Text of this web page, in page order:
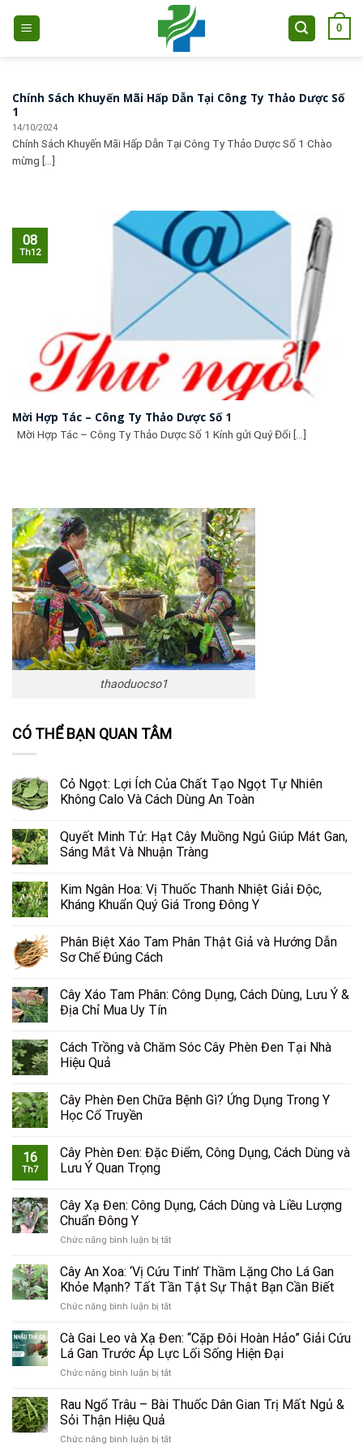
0
Chính Sách Khuyến Mãi Hấp Dẫn Tại Công Ty Thảo Dược Số
1
14/10/2024
Chính Sách Khuyến Mãi Hấp Dẫn Tại Công Ty Thảo Dược Số 1 Chào
mừng [...]
Mời Hợp Tác – Công Ty Thảo Dược Số 1
Mời Hợp Tác – Công Ty Thảo Dược Số 1 Kính gửi Quý Đối [...]
08
Th12
thaoduocso1
CÓ THỂ BẠN QUAN TÂM
Cỏ Ngọt: Lợi Ích Của Chất Tạo Ngọt Tự Nhiên
Không Calo Và Cách Dùng An Toàn
Quyết Minh Tử: Hạt Cây Muồng Ngủ Giúp Mát Gan,
Sáng Mắt Và Nhuận Tràng
Kim Ngân Hoa: Vị Thuốc Thanh Nhiệt Giải Độc,
Kháng Khuẩn Quý Giá Trong Đông Y
Phân Biệt Xáo Tam Phân Thật Giả và Hướng Dẫn
Sơ Chế Đúng Cách
Cây Xáo Tam Phân: Công Dụng, Cách Dùng, Lưu Ý &
Địa Chỉ Mua Uy Tín
Cách Trồng và Chăm Sóc Cây Phèn Đen Tại Nhà
Hiệu Quả
Cây Phèn Đen Chữa Bệnh Gì? Ứng Dụng Trong Y
Học Cổ Truyền
16
Th7
Cây Phèn Đen: Đặc Điểm, Công Dụng, Cách Dùng và
Lưu Ý Quan Trọng
Cây Xạ Đen: Công Dụng, Cách Dùng và Liều Lượng
Chuẩn Đông Y
Chức năng bình luận bị tắtở
Xạ
Đen:
Công
Dụng,
Dùng
và
Lượng
Đông
Cây An Xoa: ‘Vị Cứu Tinh’ Thầm Lặng Cho Lá Gan
Khỏe Mạnh? Tất Tần Tật Sự Thật Bạn Cần Biết
Chức năng bình luận bị tắtở
An
Xoa:
‘Vị
Cứu
Thầm
Lá
Cà Gai Leo và Xạ Đen: “Cặp Đôi Hoàn Hảo” Giải Cứu
Lá Gan Trước Áp Lực Lối Sống Hiện Đại
Chức năng bình luận bị tắtở
Gai
Xạ
Rau Ngổ Trâu – Bài Thuốc Dân Gian Trị Mất Ngủ &
Sỏi Thận Hiệu Quả
Chức năng bình luận bị tắtở